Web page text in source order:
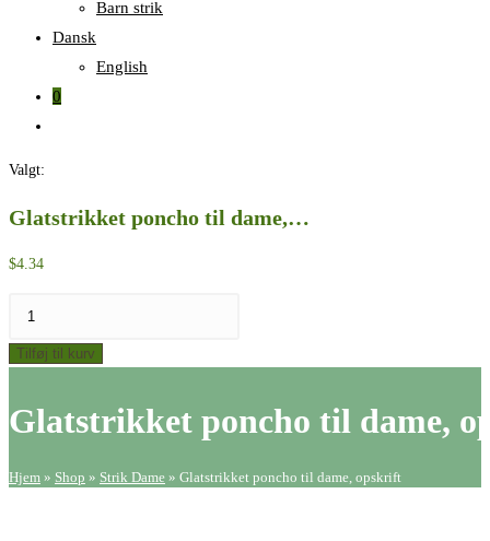
Barn strik
Dansk
English
0
Valgt:
Glatstrikket poncho til dame,…
$4.34
til
opskrift
Tilføj til kurv
Glatstrikket poncho til dame,
Hjem » Shop » Strik Dame » Glatstrikket poncho til dame, opskrift